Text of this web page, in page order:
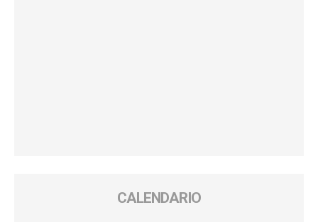
CALENDARIO